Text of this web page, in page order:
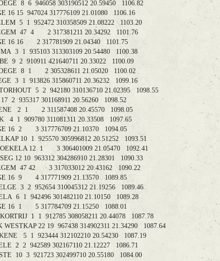
8 6 946058 303190512 20.59450 1106.82
16 15 947024 317776109 21.01080 1106.16
5 1 952472 310358509 21.08222 1103.20
47 4 2 317381211 20.34292 1101.76
16 16 2 317781909 21.04340 1101.75
3 1 935103 313303109 20.54480 1100.38
9 2 910911 421640711 20.33022 1100.09
8 1 2 305328611 21.05020 1100.02
3 1 913826 315860711 20.36232 1099.16
TORHOUT 5 2 942180 310136710 21.02395 1098.55
2 935317 301168911 20.56260 1098.52
2 1 2 311587408 20.45570 1098.05
4 1 909780 311081311 20.33508 1097.65
16 2 3 317776709 21.10370 1094.05
10 1 925570 305996812 20.51252 1093.51
KOEKELA 12 1 3 306401009 21.05470 1092.41
12 10 963312 304286910 21.28301 1090.33
47 42 3 317033012 20.43162 1090.22
16 9 4 317771909 21.13570 1089.85
3 2 952654 310045312 21.19256 1089.46
6 1 942496 301482110 21.10150 1089.28
16 1 5 317784709 21.15250 1088.01
KORTRIJ 1 1 912785 308058211 20.44078 1087.78
WESTKAP 22 19 967438 314902311 21.34290 1087.64
5 1 923444 312102210 20.54230 1087.19
2 2 942589 302167110 21.12227 1086.71
10 3 921723 302499710 20.55180 1084.00